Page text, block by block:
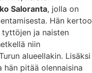
Saloranta, jolla on
Hän kertoo
tyttöjen ja naisten
niin
alueellakin. Lisäksi
hän pitää olennaisina